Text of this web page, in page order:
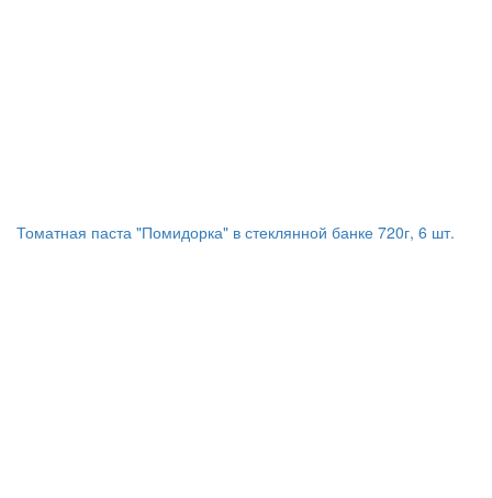
Томатная паста "Помидорка" в стеклянной банке 720г, 6 шт.